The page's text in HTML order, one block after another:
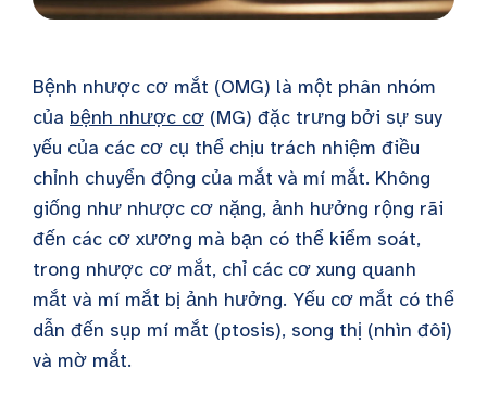
Bệnh nhược cơ mắt (OMG) là một phân nhóm
của bệnh nhược cơ (MG) đặc trưng bởi sự suy
yếu của các cơ cụ thể chịu trách nhiệm điều
chỉnh chuyển động của mắt và mí mắt. Không
giống như nhược cơ nặng, ảnh hưởng rộng rãi
đến các cơ xương mà bạn có thể kiểm soát,
trong nhược cơ mắt, chỉ các cơ xung quanh
mắt và mí mắt bị ảnh hưởng. Yếu cơ mắt có thể
dẫn đến sụp mí mắt (ptosis), song thị (nhìn đôi)
và mờ mắt.